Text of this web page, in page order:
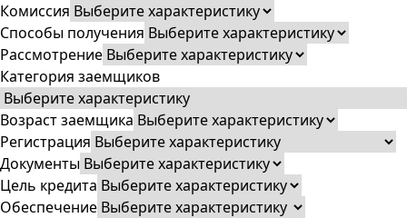
Комиссия
Способы получения
Рассмотрение
Категория заемщиков
Возраст заемщика
Регистрация
Документы
Цель кредита
Обеспечение